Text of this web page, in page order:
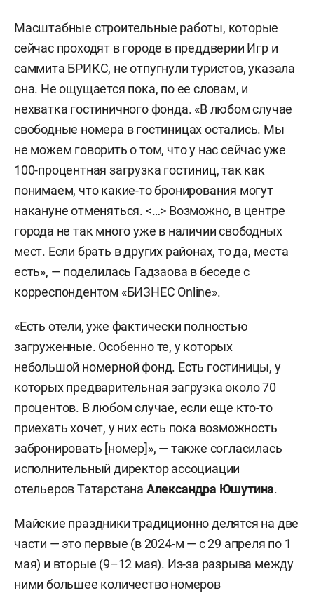
Масштабные строительные работы, которые
сейчас проходят в городе в преддверии Игр и
саммита БРИКС, не отпугнули туристов, указала
она. Не ощущается пока, по ее словам, и
нехватка гостиничного фонда. «В любом случае
свободные номера в гостиницах остались. Мы
не можем говорить о том, что у нас сейчас уже
100-процентная загрузка гостиниц, так как
понимаем, что какие-то бронирования могут
накануне отменяться. <…> Возможно, в центре
города не так много уже в наличии свободных
мест. Если брать в других районах, то да, места
есть», — поделилась Гадзаова в беседе с
корреспондентом «БИЗНЕС Online».
«Есть отели, уже фактически полностью
загруженные. Особенно те, у которых
небольшой номерной фонд. Есть гостиницы, у
которых предварительная загрузка около 70
процентов. В любом случае, если еще кто-то
приехать хочет, у них есть пока возможность
забронировать [номер]», — также согласилась
исполнительный директор ассоциации
отельеров Татарстана Александра Юшутина.
Майские праздники традиционно делятся на две
части — это первые (в 2024-м — с 29 апреля по 1
мая) и вторые (9–12 мая). Из-за разрыва между
ними большее количество номеров